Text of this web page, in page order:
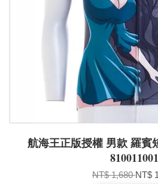
航海王正版授權 男款 羅賓
810011001
NT$ 1,680NT$